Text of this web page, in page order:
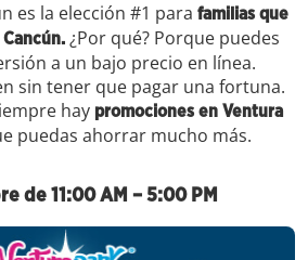
es la elección #1 para familias que
¿Por qué? Porque puedes
a un bajo precio en línea.
sin tener que pagar una fortuna.
hay promociones en Ventura
puedas ahorrar mucho más.
de 11:00 AM – 5:00 PM